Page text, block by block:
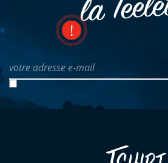
votre adresse e-mail